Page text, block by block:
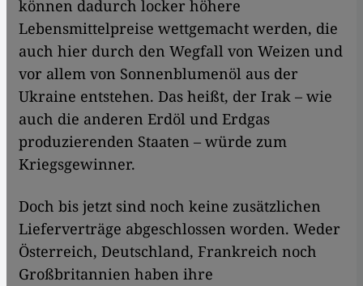
können dadurch locker höhere
Lebensmittelpreise wettgemacht werden, die
auch hier durch den Wegfall von Weizen und
vor allem von Sonnenblumenöl aus der
Ukraine entstehen. Das heißt, der Irak – wie
auch die anderen Erdöl und Erdgas
produzierenden Staaten – würde zum
Kriegsgewinner.
Doch bis jetzt sind noch keine zusätzlichen
Lieferverträge abgeschlossen worden. Weder
Österreich, Deutschland, Frankreich noch
Großbritannien haben ihre